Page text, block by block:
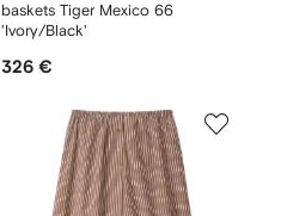
baskets Tiger Mexico 66
'Ivory/Black'
326 €